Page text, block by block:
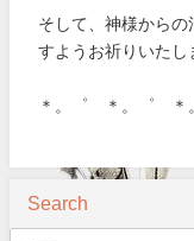
そして、神様からの
すようお祈りいたし
＊。゜ ＊。゜ ＊
Search